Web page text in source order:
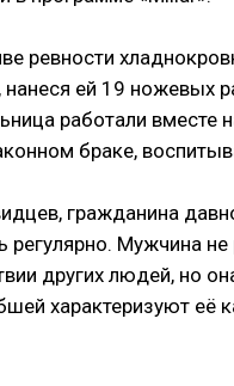
ревности
нанеся ей 19 ножевых
работали вместе
браке,
гражданина
регулярно. Мужчина
других людей, но
характеризуют её